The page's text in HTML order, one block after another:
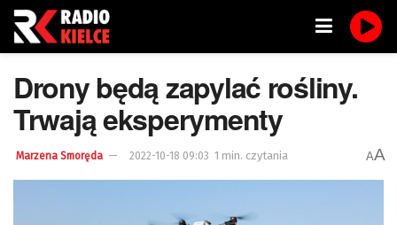
Drony będą zapylać rośliny.
Trwają eksperymenty
Marzena Smoręda 2022-10-18 09:03 1 min. czytania AA